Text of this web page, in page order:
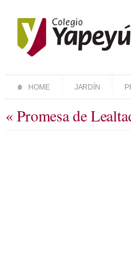
HOME JARDÍN
« Promesa de